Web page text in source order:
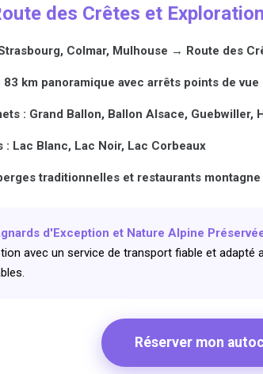
des Crêtes et
Colmar, Mulhouse → Route des
83 km panoramique avec arrêts points de vue
: Grand Ballon, Ballon Alsace, Guebwiller,
: Lac Blanc, Lac Noir, Lac Corbeaux
traditionnelles et restaurants montagne
d'Exception et Nature Alpine
avec un service de transport fiable et
Réserver mon